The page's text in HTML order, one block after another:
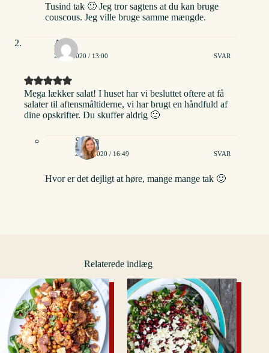
Tusind tak 🙂 Jeg tror sagtens at du kan bruge
couscous. Jeg ville bruge samme mængde.
Anne
29/06/2020 / 13:00 SVAR
Mega lækker salat! I huset har vi besluttet oftere at få
salater til aftensmåltiderne, vi har brugt en håndfuld af
dine opskrifter. Du skuffer aldrig 🙂
Stinna
29/06/2020 / 16:49 SVAR
Hvor er det dejligt at høre, mange mange tak 🙂
Relaterede indlæg